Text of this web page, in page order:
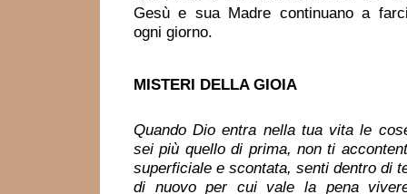
Gesù e sua Madre continuano a
ogni giorno.
MISTERI DELLA GIOIA
Quando Dio entra nella tua vita le
sei più quello di prima, non ti
superficiale e scontata, senti dentro di
di nuovo per cui vale la pena